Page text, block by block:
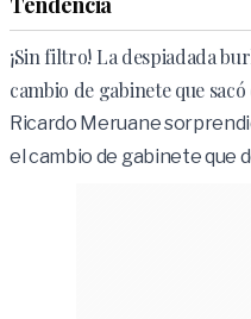
¡Sin filtro! La despiadada
cambio de gabinete que
Ricardo Meruane
el cambio de gabinete que